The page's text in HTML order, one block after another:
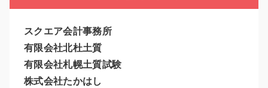
スクエア会計事務所
有限会社北杜土質
有限会社札幌土質試験
株式会社たかはし